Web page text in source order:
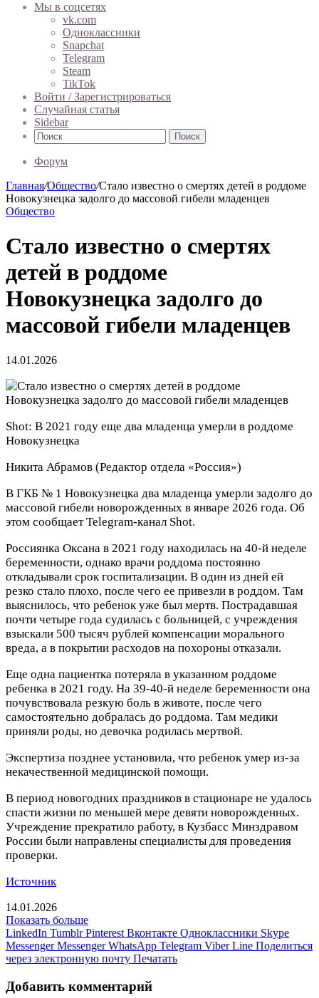
Мы в соцсетях
vk.com
Одноклассники
Snapchat
Telegram
Steam
TikTok
Войти / Зарегистрироваться
Случайная статья
Sidebar
Поиск
Форум
Главная/Общество/Стало известно о смертях детей в роддоме
Новокузнецка задолго до массовой гибели младенцев
Общество
Стало известно о смертях
детей в роддоме
Новокузнецка задолго до
массовой гибели младенцев
14.01.2026
Shot: В 2021 году еще два младенца умерли в роддоме
Новокузнецка
Никита Абрамов (Редактор отдела «Россия»)
В ГКБ № 1 Новокузнецка два младенца умерли задолго до
массовой гибели новорожденных в январе 2026 года. Об
этом сообщает Telegram-канал Shot.
Россиянка Оксана в 2021 году находилась на 40-й неделе
беременности, однако врачи роддома постоянно
откладывали срок госпитализации. В один из дней ей
резко стало плохо, после чего ее привезли в роддом. Там
выяснилось, что ребенок уже был мертв. Пострадавшая
почти четыре года судилась с больницей, с учреждения
взыскали 500 тысяч рублей компенсации морального
вреда, а в покрытии расходов на похороны отказали.
Еще одна пациентка потеряла в указанном роддоме
ребенка в 2021 году. На 39-40-й неделе беременности она
почувствовала резкую боль в животе, после чего
самостоятельно добралась до роддома. Там медики
приняли роды, но девочка родилась мертвой.
Экспертиза позднее установила, что ребенок умер из-за
некачественной медицинской помощи.
В период новогодних праздников в стационаре не удалось
спасти жизни по меньшей мере девяти новорожденных.
Учреждение прекратило работу, в Кузбасс Минздравом
России были направлены специалисты для проведения
проверки.
Источник
14.01.2026
Показать больше
LinkedIn Tumblr Pinterest Вконтакте Одноклассники Skype
Messenger Messenger WhatsApp Telegram Viber Line Поделиться
через электронную почту Печатать
Добавить комментарий